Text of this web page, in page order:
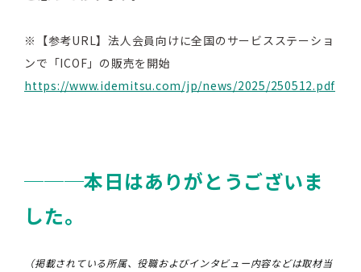
※【参考URL】法人会員向けに全国のサービスステーショ
ンで「ICOF」の販売を開始
https://www.idemitsu.com/jp/news/2025/250512.pdf
───本日はありがとうございま
した。
（掲載されている所属、役職およびインタビュー内容などは取材当